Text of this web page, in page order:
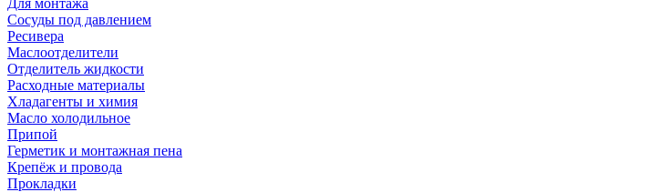
Для монтажа
Сосуды под давлением
Ресивера
Маслоотделители
Отделитель жидкости
Расходные материалы
Хладагенты и химия
Масло холодильное
Припой
Герметик и монтажная пена
Крепёж и провода
Прокладки